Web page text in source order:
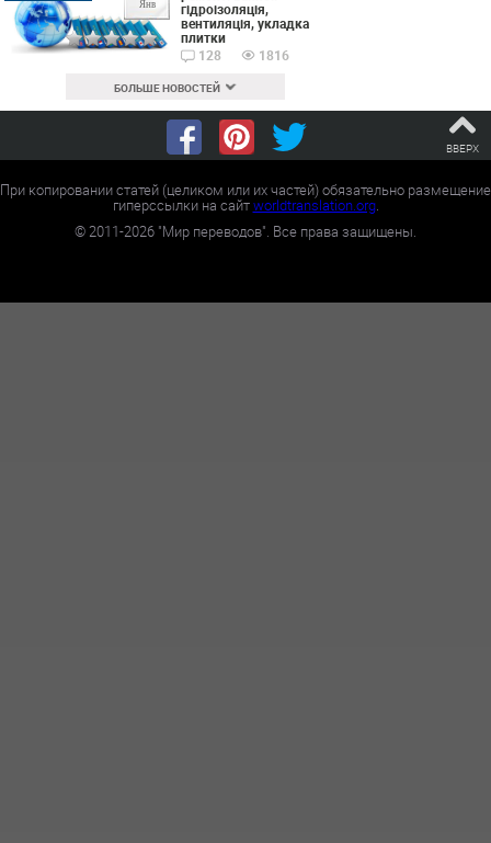
Янв
гідроізоляція,
вентиляція, укладка
плитки
128
1816
БОЛЬШЕ НОВОСТЕЙ
ВВЕРХ
При копировании статей (целиком или их частей) обязательно размещение
гиперссылки на сайтworldtranslation.org.
©2011-2026 "Мир переводов". Все права защищены.